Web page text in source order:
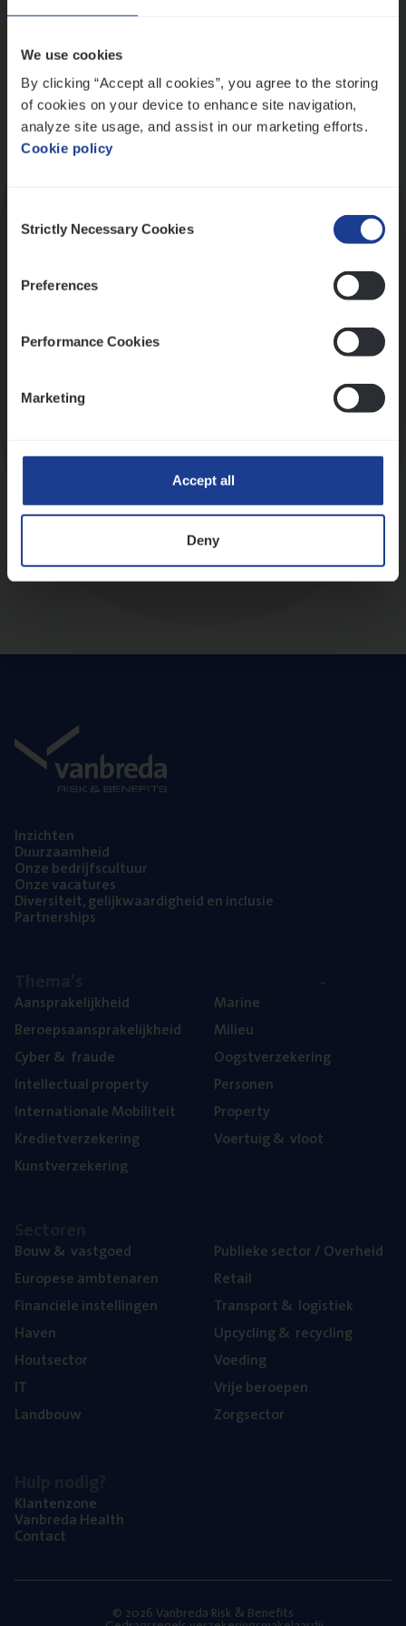
We use cookies
By clicking “Accept all cookies”, you agree to the storing
of cookies on your device to enhance site navigation,
analyze site usage, and assist in our marketing efforts.
Cookie policy
Selection
Strictly Necessary Cookies
Preferences
Performance Cookies
Marketing
Accept all
Deny
Inzich­ten
Duur­zaam­heid
Onze bedrijfs­cul­tuur
Onze vaca­tu­res
Diver­si­teit, gelijk­waar­dig­heid en inclusie
Part­ner­ships
Aan­spra­ke­lijk­heid
Beroeps­aan­spra­ke­lijk­heid
Cyber& fraude
Intel­lec­tu­al property
Inter­na­ti­o­na­le Mobiliteit
Kre­diet­ver­ze­ke­ring
Kunst­ver­ze­ke­ring
Mari­ne
Mili­eu
Oogst­ver­ze­ke­ring
Per­so­nen
Pro­per­ty
Voer­tuig& vloot
Bouw& vastgoed
Euro­pe­se ambtenaren
Finan­ci­ë­le instellingen
Haven
Hout­sec­tor
IT
Land­bouw
Publie­ke sec­tor / Overheid
Retail
Trans­port& logistiek
Upcy­cling& recycling
Voe­ding
Vrije beroe­pen
Zorg­sec­tor
Klan­ten­zo­ne
Van­b­re­da Health
Con­tact
© 2026 Vanbreda Risk & Benefits